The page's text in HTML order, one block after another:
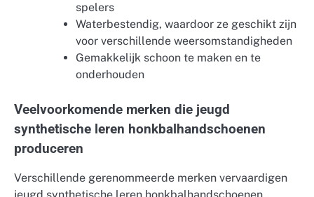
spelers
Waterbestendig, waardoor ze geschikt zijn
voor verschillende weersomstandigheden
Gemakkelijk schoon te maken en te
onderhouden
Veelvoorkomende merken die jeugd
synthetische leren honkbalhandschoenen
produceren
Verschillende gerenommeerde merken vervaardigen